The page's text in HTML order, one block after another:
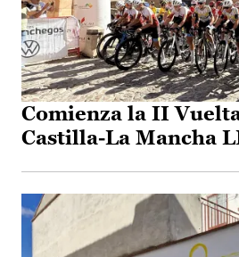
Comienza la II
Castilla-La Mancha